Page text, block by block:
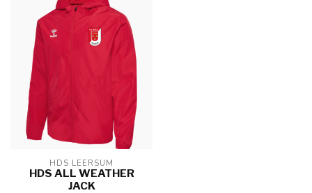
HDS LEERSUM
HDS ALL WEATHER
JACK